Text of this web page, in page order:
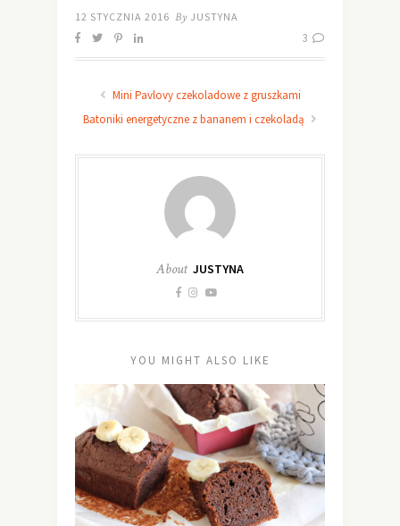
12 STYCZNIA 2016 By JUSTYNA
3
Mini Pavlovy czekoladowe z gruszkami
Batoniki energetyczne z bananem i czekoladą
About JUSTYNA
YOU MIGHT ALSO LIKE